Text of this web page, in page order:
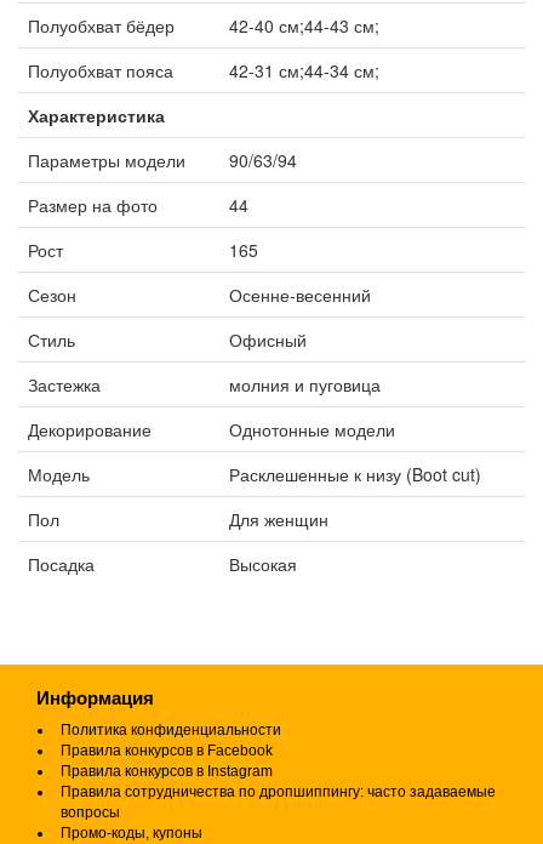
Полуобхват бёдер
42-40 см;44-43 см;
Полуобхват пояса
42-31 см;44-34 см;
Характеристика
Параметры модели
90/63/94
Размер на фото
44
Рост
165
Сезон
Осенне-весенний
Стиль
Офисный
Застежка
молния и пуговица
Декорирование
Однотонные модели
Модель
Расклешенные к низу (Boot cut)
Пол
Для женщин
Посадка
Высокая
Информация
Политика конфиденциальности
Правила конкурсов в Facebook
Правила конкурсов в Instagram
Правила сотрудничества по дропшиппингу: часто задаваемые
вопросы
Промо-коды, купоны